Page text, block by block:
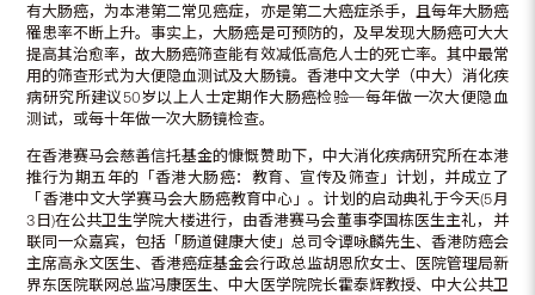
有大肠癌，为本港第二常见癌症，亦是第二大癌症杀手，且每年大肠癌
罹患率不断上升。事实上，大肠癌是可预防的，及早发现大肠癌可大大
提高其治愈率，故大肠癌筛查能有效减低高危人士的死亡率。其中最常
用的筛查形式为大便隐血测试及大肠镜。香港中文大学（中大）消化疾
病研究所建议50岁以上人士定期作大肠癌检验─每年做一次大便隐血
测试，或每十年做一次大肠镜检查。
在香港赛马会慈善信托基金的慷慨赞助下，中大消化疾病研究所在本港
推行为期五年的「香港大肠癌：教育、宣传及筛查」计划，并成立了
「香港中文大学赛马会大肠癌教育中心」。计划的启动典礼于今天(5月
3日)在公共卫生学院大楼进行，由香港赛马会董事李国栋医生主礼，并
联同一众嘉宾，包括「肠道健康大使」总司令谭咏麟先生、香港防癌会
主席高永文医生、香港癌症基金会行政总监胡恩欣女士、医院管理局新
界东医院联网总监冯康医生、中大医学院院长霍泰辉教授、中大公共卫